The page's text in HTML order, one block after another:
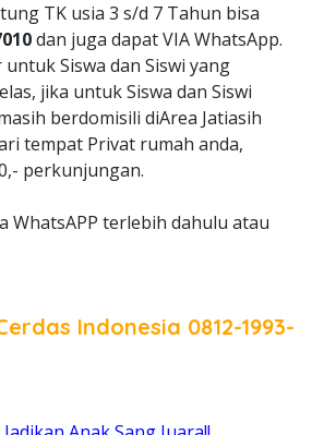
TK usia 3 s/d 7 Tahun bisa
dan juga dapat VIA WhatsApp.
Siswa dan Siswi yang
jika untuk Siswa dan Siswi
berdomisili diArea Jatiasih
tempat Privat rumah anda,
perkunjungan.
WhatsAPP terlebih dahulu atau
Indonesia 0812-1993-